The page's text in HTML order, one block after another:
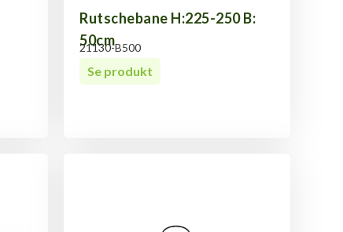
Rutschebane H:225-250 B:
50cm
21130-B500
Se produkt